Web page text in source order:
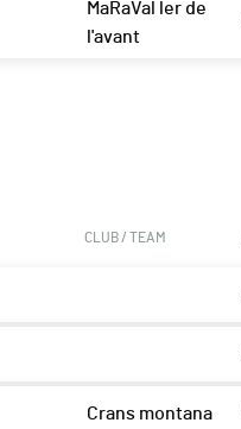
MaRaVal ler de
l'avant
CLUB / TEAM
Crans montana